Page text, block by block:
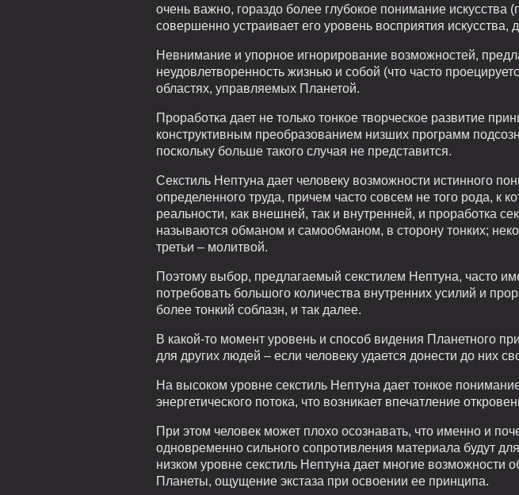
очень важно, гораздо более глубокое понимание искусства
совершенно устраивает его уровень восприятия
Невнимание и упорное игнорирование возможностей,
неудовлетворенность жизнью и собой (что часто
областях, управляемых Планетой.
Проработка дает не только тонкое творческое развитие
конструктивным преобразованием низших программ
поскольку больше такого случая не представится.
Секстиль Нептуна дает человеку возможности истинного
определенного труда, причем часто совсем не того рода, к
реальности, как внешней, так и внутренней, и проработка
называются обманом и самообманом, в сторону тонких;
третьи – молитвой.
Поэтому выбор, предлагаемый секстилем Нептуна, часто
потребовать большого количества внутренних усилий и
более тонкий соблазн, и так далее.
В какой-то момент уровень и способ видения Планетного
для других людей – если человеку удается донести до них
На высоком уровне секстиль Нептуна дает тонкое
энергетического потока, что возникает впечатление
При этом человек может плохо осознавать, что именно и
одновременно сильного сопротивления материала будут
низком уровне секстиль Нептуна дает многие
Планеты, ощущение экстаза при освоении ее принципа.